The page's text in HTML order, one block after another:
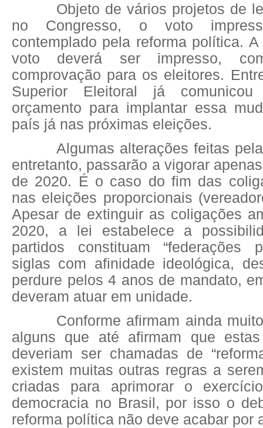
Objeto de vários projetos de
no Congresso, o voto
contemplado pela reforma política.
voto deverá ser impresso,
comprovação para os eleitores.
Superior Eleitoral já
orçamento para implantar essa
país já nas próximas eleições.
Algumas alterações feitas
entretanto, passarão a vigorar
de 2020. É o caso do fim das
nas eleições proporcionais
Apesar de extinguir as coligações
2020, a lei estabelece a
partidos constituam “federações
siglas com afinidade ideológica,
perdure pelos 4 anos de mandato,
deveram atuar em unidade.
Conforme afirmam ainda
alguns que até afirmam que
deveriam ser chamadas de
existem muitas outras regras a
criadas para aprimorar o
democracia no Brasil, por isso o
reforma política não deve acabar por